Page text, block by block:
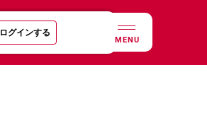
ログインする
MENU